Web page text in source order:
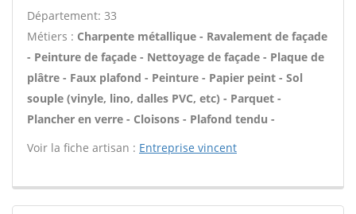
Département: 33
Métiers : Charpente métallique - Ravalement de façade
- Peinture de façade - Nettoyage de façade - Plaque de
plâtre - Faux plafond - Peinture - Papier peint - Sol
souple (vinyle, lino, dalles PVC, etc) - Parquet -
Plancher en verre - Cloisons - Plafond tendu -
Voir la fiche artisan : Entreprise vincent